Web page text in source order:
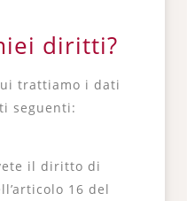
diritti?
trattiamo i dati
seguenti:
il diritto di
16 del